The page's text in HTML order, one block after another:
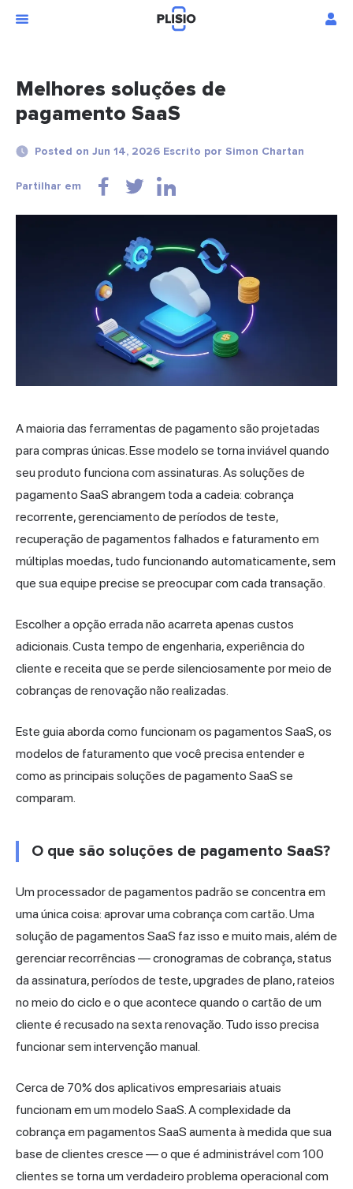
Melhores soluções de
pagamento SaaS
Posted on Jun 14, 2026 Escrito por Simon Chartan
Partilhar em
A maioria das ferramentas de pagamento são projetadas
para compras únicas. Esse modelo se torna inviável quando
seu produto funciona com assinaturas. As soluções de
pagamento SaaS abrangem toda a cadeia: cobrança
recorrente, gerenciamento de períodos de teste,
recuperação de pagamentos falhados e faturamento em
múltiplas moedas, tudo funcionando automaticamente, sem
que sua equipe precise se preocupar com cada transação.
Escolher a opção errada não acarreta apenas custos
adicionais. Custa tempo de engenharia, experiência do
cliente e receita que se perde silenciosamente por meio de
cobranças de renovação não realizadas.
Este guia aborda como funcionam os pagamentos SaaS, os
modelos de faturamento que você precisa entender e
como as principais soluções de pagamento SaaS se
comparam.
O que são soluções de pagamento SaaS?
Um processador de pagamentos padrão se concentra em
uma única coisa: aprovar uma cobrança com cartão. Uma
solução de pagamentos SaaS faz isso e muito mais, além de
gerenciar recorrências — cronogramas de cobrança, status
da assinatura, períodos de teste, upgrades de plano, rateios
no meio do ciclo e o que acontece quando o cartão de um
cliente é recusado na sexta renovação. Tudo isso precisa
funcionar sem intervenção manual.
Cerca de 70% dos aplicativos empresariais atuais
funcionam em um modelo SaaS. A complexidade da
cobrança em pagamentos SaaS aumenta à medida que sua
base de clientes cresce — o que é administrável com 100
clientes se torna um verdadeiro problema operacional com